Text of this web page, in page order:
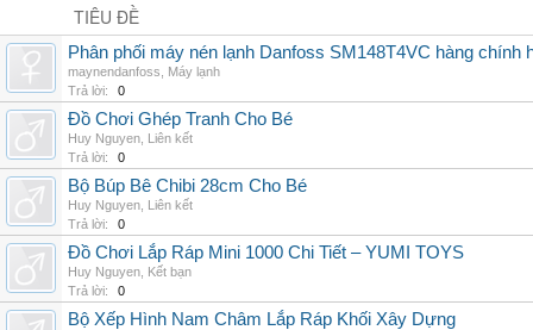
TIÊU ĐỀ
Phân phối máy nén lạnh Danfoss SM148T4VC hàng chính
maynendanfoss
Máy lạnh
Trả lời:
0
Đồ Chơi Ghép Tranh Cho Bé
Huy Nguyen Liên kết
Trả lời:
0
Bộ Búp Bê Chibi 28cm Cho Bé
Huy Nguyen Liên kết
Trả lời:
0
Đồ Chơi Lắp Ráp Mini 1000 Chi Tiết – YUMI TOYS
Huy Nguyen Kết bạn
Trả lời:
0
Bộ Xếp Hình Nam Châm Lắp Ráp Khối Xây Dựng